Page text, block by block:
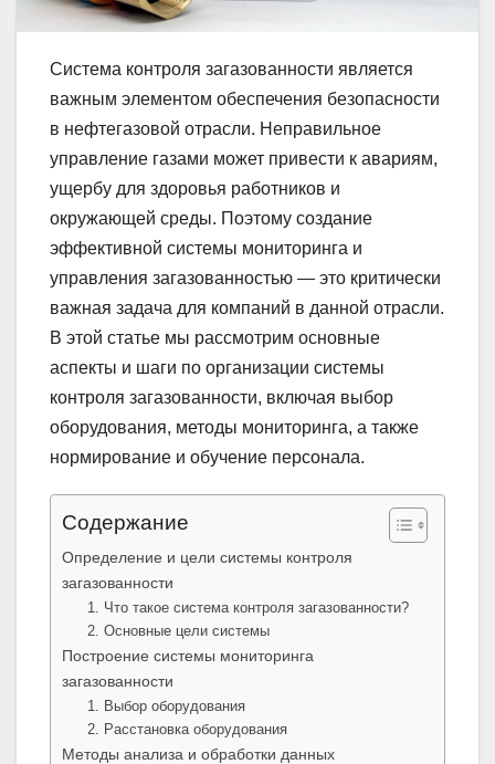
Система контроля загазованности является
важным элементом обеспечения безопасности
в нефтегазовой отрасли. Неправильное
управление газами может привести к авариям,
ущербу для здоровья работников и
окружающей среды. Поэтому создание
эффективной системы мониторинга и
управления загазованностью — это критически
важная задача для компаний в данной отрасли.
В этой статье мы рассмотрим основные
аспекты и шаги по организации системы
контроля загазованности, включая выбор
оборудования, методы мониторинга, а также
нормирование и обучение персонала.
Содержание
Определение и цели системы контроля
загазованности
1. Что такое система контроля загазованности?
2. Основные цели системы
Построение системы мониторинга
загазованности
1. Выбор оборудования
2. Расстановка оборудования
Методы анализа и обработки данных